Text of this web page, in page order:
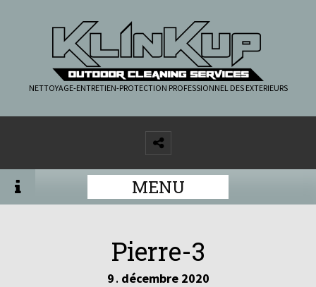
NETTOYAGE-ENTRETIEN-PROTECTION PROFESSIONNEL DES EXTERIEURS
MENU
Pierre-3
9 . décembre 2020